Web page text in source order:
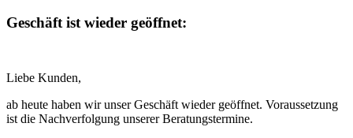
Geschäft ist wieder geöffnet:
Liebe Kunden,
ab heute haben wir unser Geschäft wieder geöffnet. Voraussetzung
ist die Nachverfolgung unserer Beratungstermine.